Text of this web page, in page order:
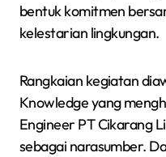
bentuk komitmen
kelestarian lingkungan.
Rangkaian kegiatan
Knowledge yang
Engineer PT Cikarang
sebagai narasumber.